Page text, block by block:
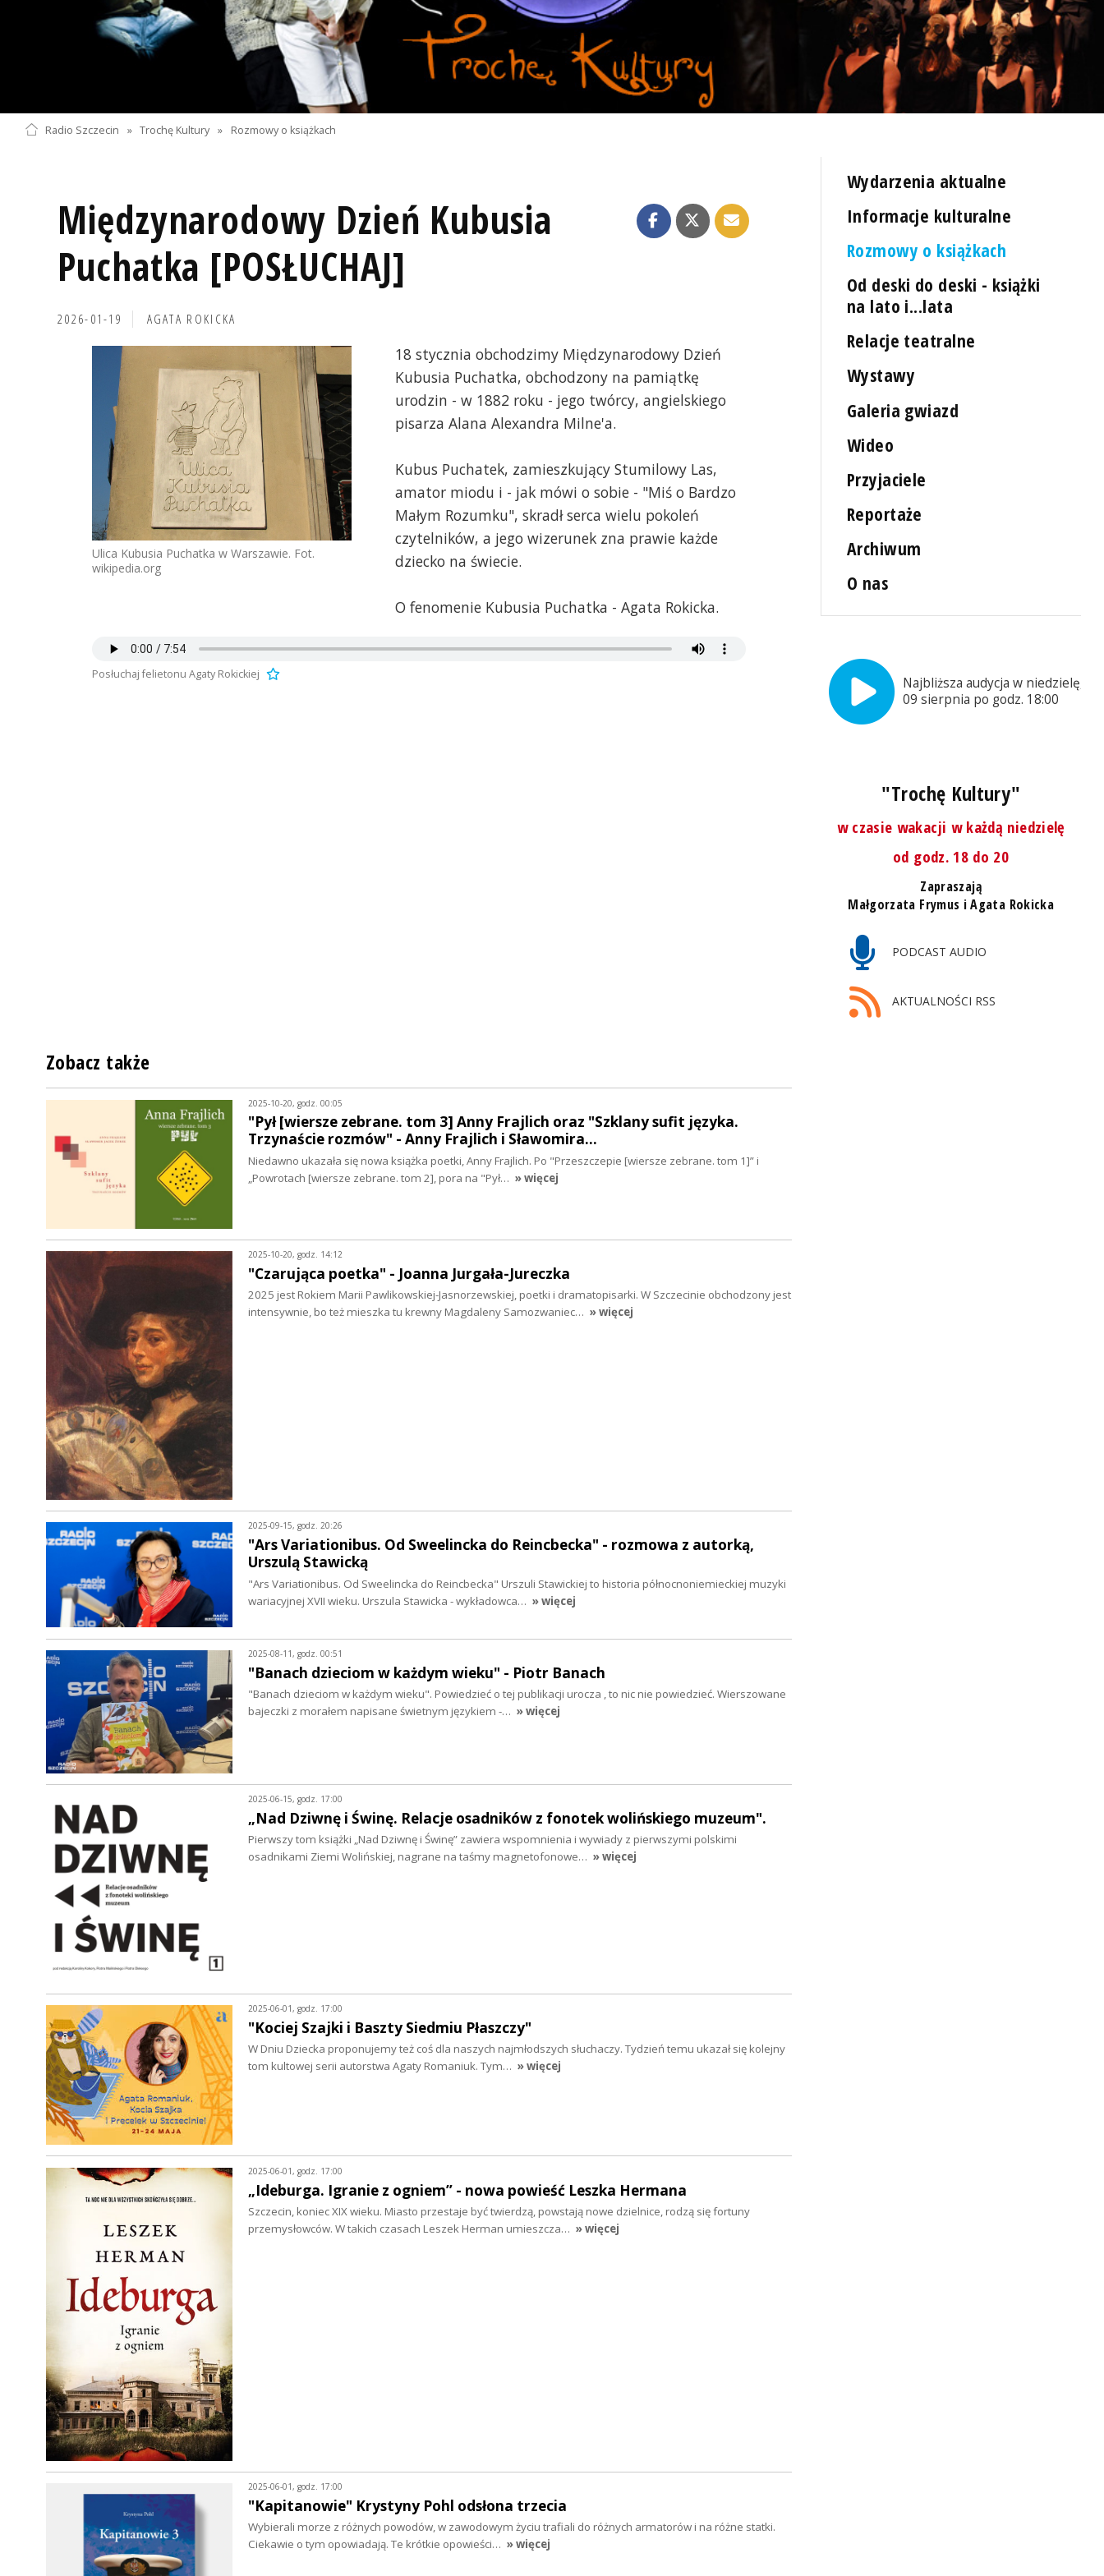
Radio Szczecin » Trochę Kultury » Rozmowy o książkach
Międzynarodowy Dzień Kubusia
Puchatka [POSŁUCHAJ]
2026-01-19 AGATA ROKICKA
Ulica Kubusia Puchatka w Warszawie. Fot.
wikipedia.org
18 stycznia obchodzimy Międzynarodowy Dzień
Kubusia Puchatka, obchodzony na pamiątkę
urodzin - w 1882 roku - jego twórcy, angielskiego
pisarza Alana Alexandra Milne'a.
Kubus Puchatek, zamieszkujący Stumilowy Las,
amator miodu i - jak mówi o sobie - "Miś o Bardzo
Małym Rozumku", skradł serca wielu pokoleń
czytelników, a jego wizerunek zna prawie każde
dziecko na świecie.
O fenomenie Kubusia Puchatka - Agata Rokicka.
Posłuchaj felietonu Agaty Rokickiej
Wydarzenia aktualne
Informacje kulturalne
Rozmowy o książkach
Od deski do deski - książki
na lato i...lata
Relacje teatralne
Wystawy
Galeria gwiazd
Wideo
Przyjaciele
Reportaże
Archiwum
O nas
Najbliższa audycja w niedzielę,
09 sierpnia po godz. 18:00
"Trochę Kultury"
w czasie wakacji w każdą niedzielę
od godz. 18 do 20
Zapraszają
Małgorzata Frymus i Agata Rokicka
PODCAST AUDIO
AKTUALNOŚCI RSS
Zobacz także
2025-10-20, godz. 00:05
"Pył [wiersze zebrane. tom 3] Anny Frajlich oraz "Szklany sufit języka.
Trzynaście rozmów" - Anny Frajlich i Sławomira…
Niedawno ukazała się nowa książka poetki, Anny Frajlich. Po "Przeszczepie [wiersze zebrane. tom 1]” i
„Powrotach [wiersze zebrane. tom 2], pora na "Pył… » więcej
2025-10-20, godz. 14:12
"Czarująca poetka" - Joanna Jurgała-Jureczka
2025 jest Rokiem Marii Pawlikowskiej-Jasnorzewskiej, poetki i dramatopisarki. W Szczecinie obchodzony jest
intensywnie, bo też mieszka tu krewny Magdaleny Samozwaniec… » więcej
2025-09-15, godz. 20:26
"Ars Variationibus. Od Sweelincka do Reincbecka" - rozmowa z autorką,
Urszulą Stawicką
"Ars Variationibus. Od Sweelincka do Reincbecka" Urszuli Stawickiej to historia północnoniemieckiej muzyki
wariacyjnej XVII wieku. Urszula Stawicka - wykładowca… » więcej
2025-08-11, godz. 00:51
"Banach dzieciom w każdym wieku" - Piotr Banach
"Banach dzieciom w każdym wieku". Powiedzieć o tej publikacji urocza , to nic nie powiedzieć. Wierszowane
bajeczki z morałem napisane świetnym językiem -… » więcej
2025-06-15, godz. 17:00
„Nad Dziwnę i Świnę. Relacje osadników z fonotek wolińskiego muzeum".
Pierwszy tom książki „Nad Dziwnę i Świnę” zawiera wspomnienia i wywiady z pierwszymi polskimi
osadnikami Ziemi Wolińskiej, nagrane na taśmy magnetofonowe… » więcej
2025-06-01, godz. 17:00
"Kociej Szajki i Baszty Siedmiu Płaszczy"
W Dniu Dziecka proponujemy też coś dla naszych najmłodszych słuchaczy. Tydzień temu ukazał się kolejny
tom kultowej serii autorstwa Agaty Romaniuk. Tym… » więcej
2025-06-01, godz. 17:00
„Ideburga. Igranie z ogniem” - nowa powieść Leszka Hermana
Szczecin, koniec XIX wieku. Miasto przestaje być twierdzą, powstają nowe dzielnice, rodzą się fortuny
przemysłowców. W takich czasach Leszek Herman umieszcza… » więcej
2025-06-01, godz. 17:00
"Kapitanowie" Krystyny Pohl odsłona trzecia
Wybierali morze z różnych powodów, w zawodowym życiu trafiali do różnych armatorów i na różne statki.
Ciekawie o tym opowiadają. Te krótkie opowieści… » więcej